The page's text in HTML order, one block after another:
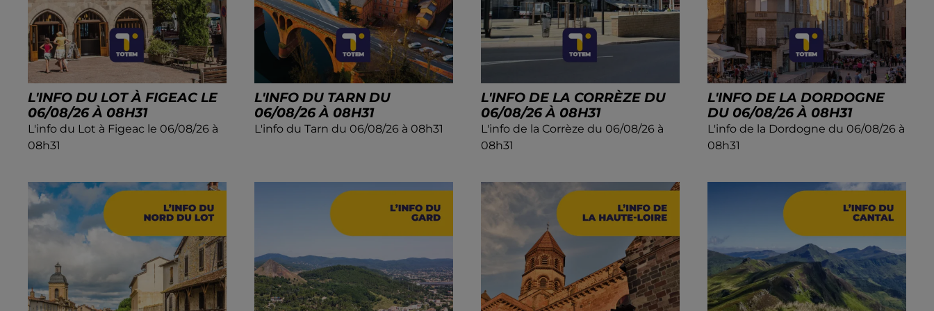
L'INFO DU LOT À FIGEAC LE
06/08/26 À 08H31
L'info du Lot à Figeac le 06/08/26 à
08h31
L'INFO DU TARN DU
06/08/26 À 08H31
L'info du Tarn du 06/08/26 à 08h31
L'INFO DE LA CORRÈZE DU
06/08/26 À 08H31
L'info de la Corrèze du 06/08/26 à
08h31
L'INFO DE LA DORDOGNE
DU 06/08/26 À 08H31
L'info de la Dordogne du 06/08/26 à
08h31